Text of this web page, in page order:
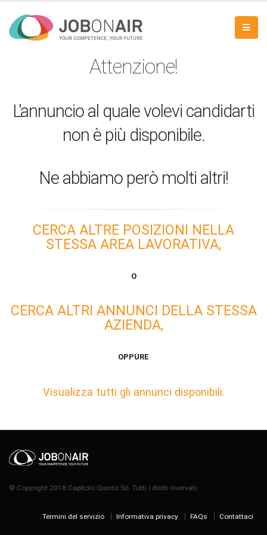
Attenzione!
L'annuncio al quale volevi candidarti
non è più disponibile.
Ne abbiamo però molti altri!
CERCA ALTRE POSIZIONI NELLA
STESSA AREA LAVORATIVA,
O
CERCA ALTRI ANNUNCI DELLA STESSA
AZIENDA,
OPPURE
Visualizza tutti gli annunci disponibili.
© Copyright 2018 Capitolo Quinto Srl. Tutti i diritti riservati.
Termini del servizio Informativa privacy FAQs Contattaci